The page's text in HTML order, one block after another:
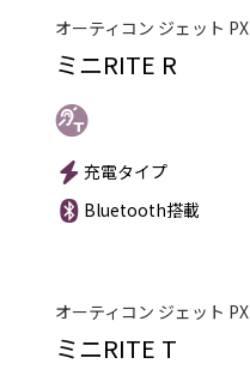
オーティコン ジェット PX
ミニRITE R
充電タイプ
Bluetooth搭載
オーティコン ジェット PX
ミニRITE T